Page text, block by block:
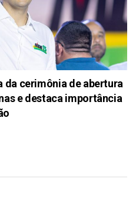
da cerimônia de abertura
e destaca importância